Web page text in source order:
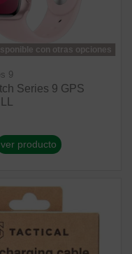
con otras opciones
9
Series 9 GPS
ver producto